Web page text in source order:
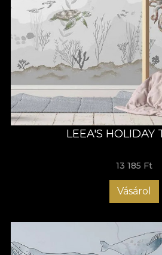
LEEA'S HOLIDAY
13 185 Ft
Vásárol